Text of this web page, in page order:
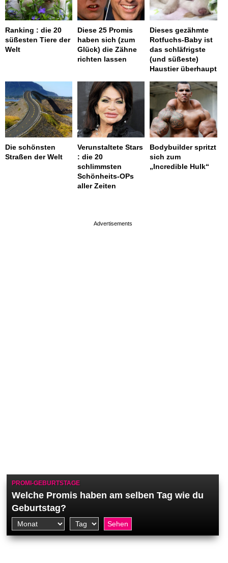
Ranking : die 20
süßesten Tiere der
Welt
Diese 25 Promis
haben sich (zum
Glück) die Zähne
richten lassen
Dieses gezähmte
Rotfuchs-Baby ist
das schläfrigste
(und süßeste)
Haustier überhaupt
Die schönsten
Straßen der Welt
Verunstaltete Stars
: die 20
schlimmsten
Schönheits-OPs
aller Zeiten
Bodybuilder spritzt
sich zum
„Incredible Hulk“
PROMI-GEBURTSTAGE
Welche Promis haben am selben Tag wie du
Geburtstag?